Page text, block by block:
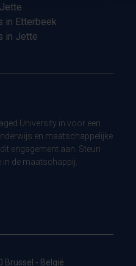
in Etterbeek
in Jette
University in voor een
en maatschappelijke
engagement aan. Steun
in de maatschappij.
Brussel - België